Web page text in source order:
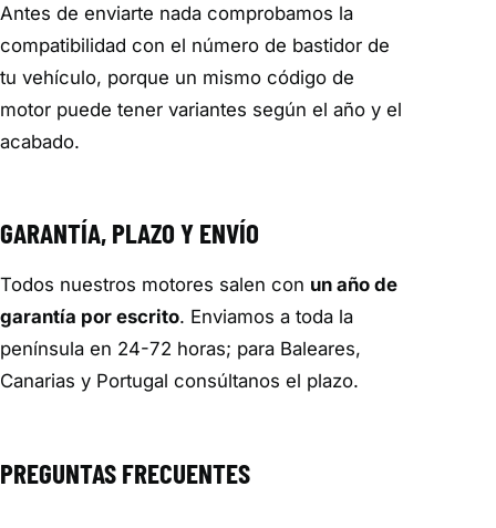
Antes de enviarte nada comprobamos la
compatibilidad con el número de bastidor de
tu vehículo, porque un mismo código de
motor puede tener variantes según el año y el
acabado.
GARANTÍA, PLAZO Y ENVÍO
Todos nuestros motores salen con un año de
garantía por escrito. Enviamos a toda la
península en 24-72 horas; para Baleares,
Canarias y Portugal consúltanos el plazo.
PREGUNTAS FRECUENTES